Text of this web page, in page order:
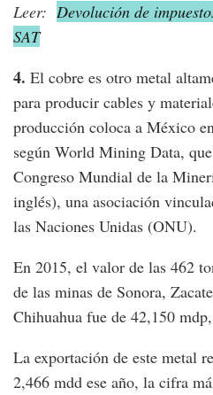
Leer: Devolución de
SAT
4. El cobre es otro metal
para producir cables y
producción coloca a México
según World Mining Data,
Congreso Mundial de la
inglés), una asociación
las Naciones Unidas (ONU).
En 2015, el valor de las 462
de las minas de Sonora,
Chihuahua fue de 42,150
La exportación de este metal
2,466 mdd ese año, la cifra